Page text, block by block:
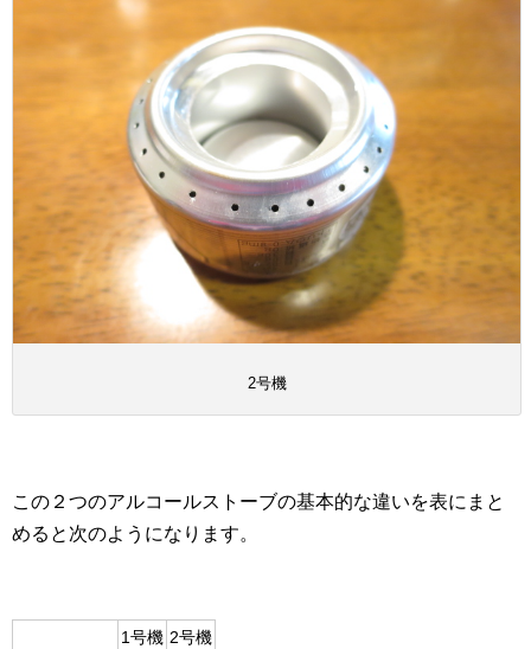
2号機
この２つのアルコールストーブの基本的な違いを表にまと
めると次のようになります。
1号機 2号機